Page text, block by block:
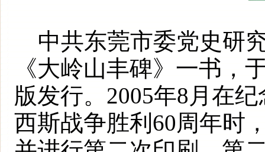
中共东莞市委党史研
《大岭山丰碑》一书，
版发行。2005年8月在
西斯战争胜利60周年时